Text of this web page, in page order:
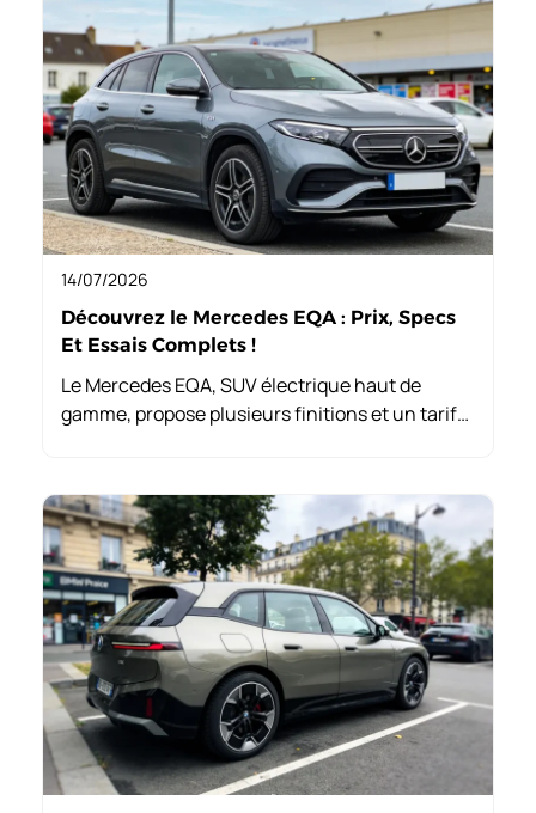
14/07/2026
Découvrez le Mercedes EQA : Prix, Specs
Et Essais Complets !
Le Mercedes EQA, SUV électrique haut de
gamme, propose plusieurs finitions et un tarif
est généralement plus élevée.